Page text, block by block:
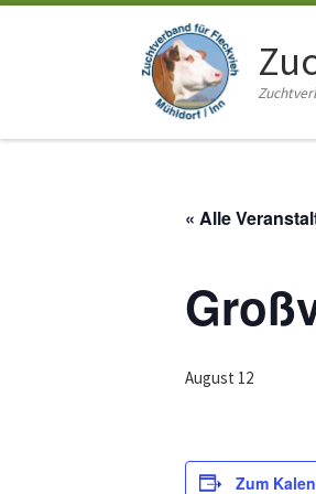
Zum Inhalt springen
« Alle
August 12
Zum